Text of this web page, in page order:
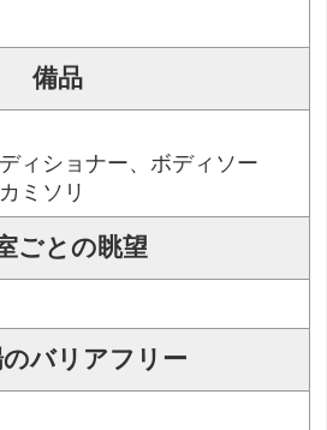
備品
ィショナー、ボディソー
ミソリ
ごとの眺望
バリアフリー